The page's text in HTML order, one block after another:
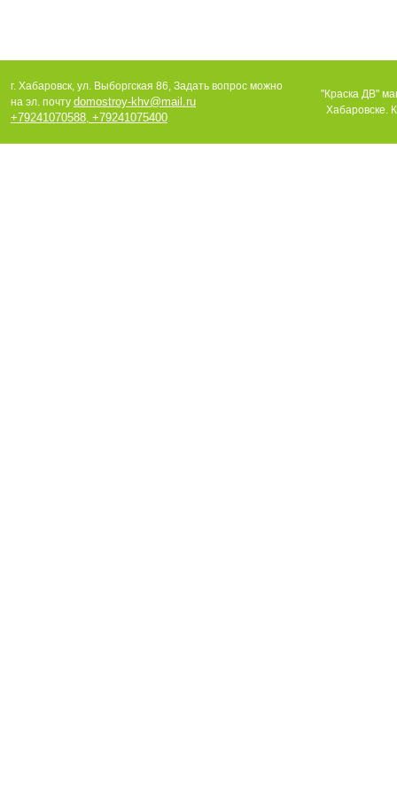
г. Хабаровск, ул. Выборгская 86, Задать вопрос можно
на эл. почту domostroy-khv@mail.ru
+79241070588, +79241075400
"Краска ДВ"
Хабаровске.